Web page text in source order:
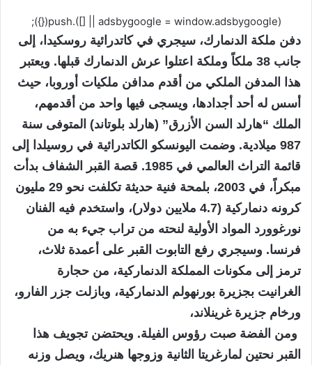
(adsbygoogle = window.adsbygoogle || []).push({});
دفن ملكة الدنمارك، سيجري في كاتدرائية روسكيدا، إلى
جانب 38 ملكاً وملكة اعتلوا عرش الدنمارك قبلها. ويعتبر
هذا المدفن الملكي من أقدم مدافن ملكيات أوروبا، حيث
أسس له أحد أجدادها، ويسجى فيها واحد من أقدمهم،
الملك “هارلد السن الأزرق” (هارلد بلوتاند) المتوفى سنة
987 ميلادية. وضمت اليونسكو الكاتدرائية في روسيلدا إلى
قائمة التراث العالمي في 1985. قصة القبر الشفاف بدأت
مبكراً، في 2003، بلمحة فنية حديثة تكلفت نحو 29 مليون
كرونه دنماركية (4.7 ملايين دولار)، واستخدم فيه الفنان
نورغوورد المواد الأولية لنحته من تراب جيء به من
فرنسا. وسيجري رفع التابوت القبر على أعمدة ثلاث،
ترمز إلى مكونات المملكة الدنماركية، من حجارة
الغرانيت بجزيرة بورنهولم الدنماركية، وبازلت جزر الفارو،
ورخام جزيرة غرينلاند،
ومن الفضة صبت رؤوس الفيلة. ويحتضن تجويف هذا
القبر نحتين لمارغريتا الثانية وزوجها هنريك، ويصل وزنه